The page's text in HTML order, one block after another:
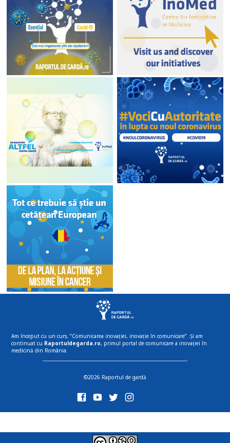
Am început cu un curs, “Comunicarea inovației, inovație în comunicare”. Și am
continuat cu Raportuldegarda.ro, primul portal de comunicare a inovației în
medicină din România.
©2026 Raportul de gardă